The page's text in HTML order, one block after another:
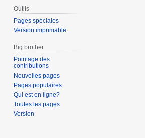
Outils
Pages spéciales
Version imprimable
Big brother
Pointage des
contributions
Nouvelles pages
Pages populaires
Qui est en ligne?
Toutes les pages
Version